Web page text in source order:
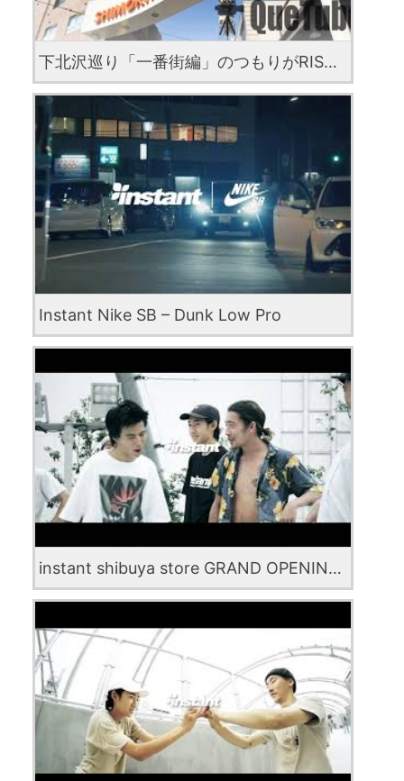
下北沢巡り「一番街編」のつもりがRISKで捕まる！
Instant Nike SB – Dunk Low Pro
instant shibuya store GRAND OPENING 2020.7.28(Tue) #3